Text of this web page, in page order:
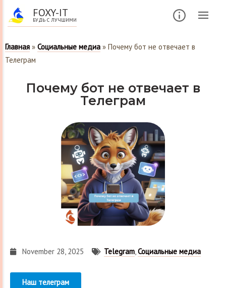
FOXY-IT
БУДЬ С ЛУЧШИМИ
Главная » Социальные медиа » Почему бот не отвечает в
Телеграм
Почему бот не отвечает в
Телеграм
November 28, 2025 Telegram,Социальные медиа
Наш телеграм